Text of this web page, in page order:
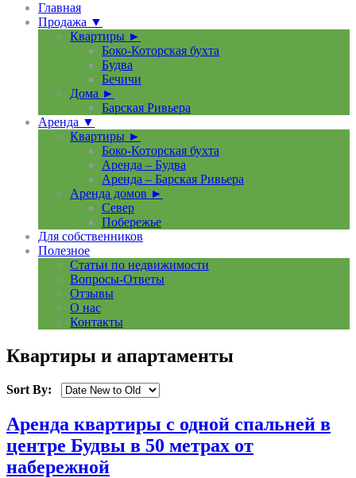
Главная
Продажа ▼
Квартиры ►
Боко-Которская бухта
Будва
Бечичи
Дома ►
Барская Ривьера
Аренда ▼
Квартиры ►
Боко-Которская бухта
Аренда – Будва
Аренда – Барская Ривьера
Аренда домов ►
Север
Побережье
Для собственников
Полезное
Статьи по недвижимости
Вопросы-Ответы
Отзывы
О нас
Контакты
Квартиры и апартаменты
Sort By:
Аренда квартиры с одной спальней в
центре Будвы в 50 метрах от
набережной